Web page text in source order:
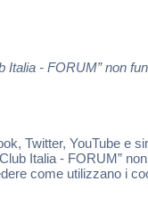
- FORUM” non
Twitter, YouTube e
Italia - FORUM”
come utilizzano i